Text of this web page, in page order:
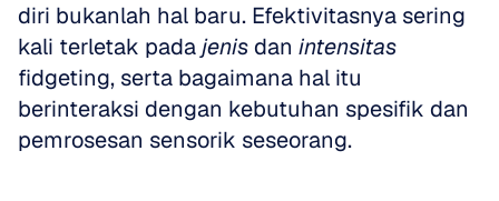
diri bukanlah hal baru. Efektivitasnya sering
kali terletak pada jenis dan intensitas
fidgeting, serta bagaimana hal itu
berinteraksi dengan kebutuhan spesifik dan
pemrosesan sensorik seseorang.